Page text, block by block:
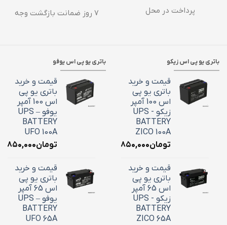
پرداخت در محل ۷ روز ضمانت بازگشت وجه
باتری یو پی اس زیکو
قیمت و خرید
باتری یو پی
اس 100 آمپر
زیکو - UPS
BATTERY
ZICO 100A
تومان۳۶,۸۵۰,۰۰۰
قیمت و خرید
باتری یو پی
اس 65 آمپر
زیکو - UPS
BATTERY
ZICO 65A
باتری یو پی اس یوفو
قیمت و خرید
باتری یو پی
اس 100 آمپر
یوفو – UPS
BATTERY
UFO 100A
تومان
قیمت و خرید
باتری یو پی
اس 65 آمپر
یوفو – UPS
BATTERY
UFO 65A